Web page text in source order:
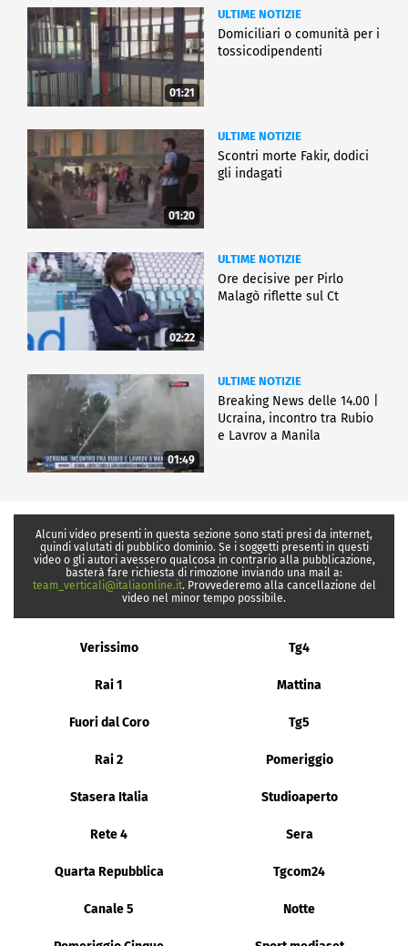
01:21
ULTIME NOTIZIE
Domiciliari o comunità per i
tossicodipendenti
01:20
ULTIME NOTIZIE
Scontri morte Fakir, dodici
gli indagati
02:22
ULTIME NOTIZIE
Ore decisive per Pirlo
Malagò riflette sul Ct
01:49
ULTIME NOTIZIE
Breaking News delle 14.00 |
Ucraina, incontro tra Rubio
e Lavrov a Manila
Alcuni video presenti in questa sezione sono stati presi da internet,
quindi valutati di pubblico dominio. Se i soggetti presenti in questi
video o gli autori avessero qualcosa in contrario alla pubblicazione,
basterà fare richiesta di rimozione inviando una mail a:
team_verticali@italiaonline.it. Provvederemo alla cancellazione del
video nel minor tempo possibile.
Verissimo Tg4
Rai 1 Mattina
Fuori dal Coro Tg5
Rai 2 Pomeriggio
Stasera Italia Studioaperto
Rete 4 Sera
Quarta Repubblica Tgcom24
Canale 5 Notte